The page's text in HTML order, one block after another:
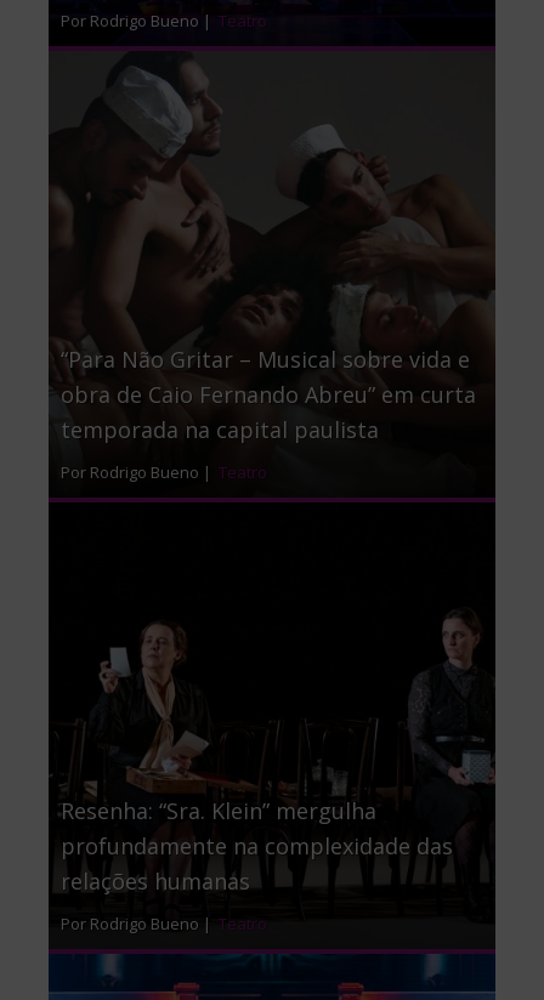
Por Rodrigo Bueno | Teatro
“Para Não Gritar – Musical sobre vida e
obra de Caio Fernando Abreu” em curta
temporada na capital paulista
Por Rodrigo Bueno | Teatro
Resenha: “Sra. Klein” mergulha
profundamente na complexidade das
relações humanas
Por Rodrigo Bueno | Teatro